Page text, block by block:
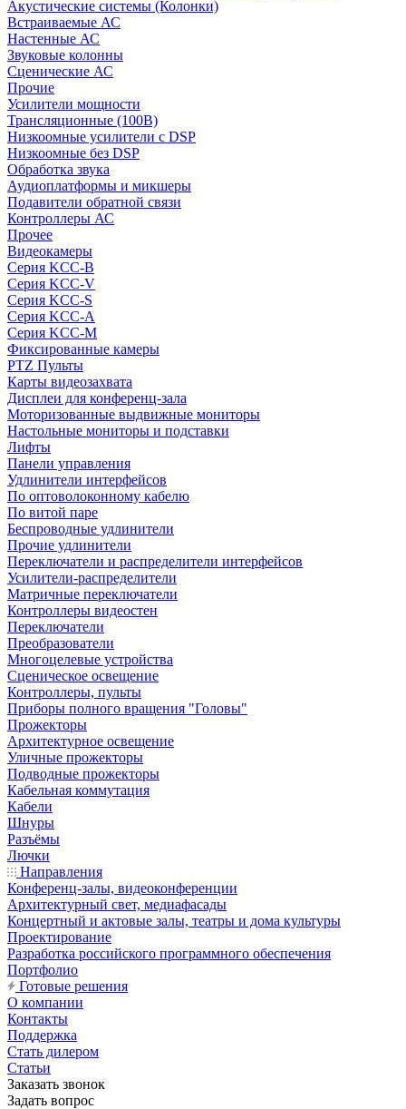
Акустические системы (Колонки)
Встраиваемые АС
Настенные АС
Звуковые колонны
Сценические АС
Прочие
Усилители мощности
Трансляционные (100В)
Низкоомные усилители с DSP
Низкоомные без DSP
Обработка звука
Аудиоплатформы и микшеры
Подавители обратной связи
Контроллеры АС
Прочее
Видеокамеры
Серия KCC-B
Серия KCC-V
Серия KCC-S
Серия KCC-A
Серия KCC-M
Фиксированные камеры
PTZ Пульты
Карты видеозахвата
Дисплеи для конференц-зала
Моторизованные выдвижные мониторы
Настольные мониторы и подставки
Лифты
Панели управления
Удлинители интерфейсов
По оптоволоконному кабелю
По витой паре
Беспроводные удлинители
Прочие удлинители
Переключатели и распределители интерфейсов
Усилители-распределители
Матричные переключатели
Контроллеры видеостен
Переключатели
Преобразователи
Многоцелевые устройства
Сценическое освещение
Контроллеры, пульты
Приборы полного вращения "Головы"
Прожекторы
Архитектурное освещение
Уличные прожекторы
Подводные прожекторы
Кабельная коммутация
Кабели
Шнуры
Разъёмы
Лючки
Направления
Конференц-залы, видеоконференции
Архитектурный свет, медиафасады
Концертный и актовые залы, театры и дома культуры
Проектирование
Разработка российского программного обеспечения
Портфолио
Готовые решения
О компании
Контакты
Поддержка
Стать дилером
Статьи
Заказать звонок
Задать вопрос